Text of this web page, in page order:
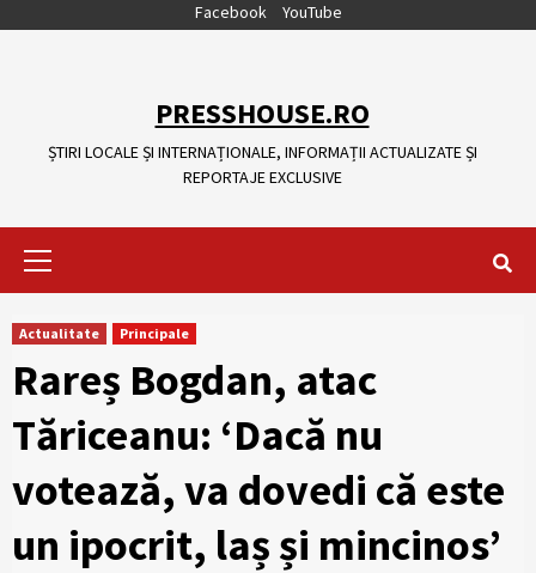
Facebook YouTube
PRESSHOUSE.RO
ȘTIRI LOCALE ȘI INTERNAȚIONALE, INFORMAȚII ACTUALIZATE ȘI
REPORTAJE EXCLUSIVE
Actualitate Principale
Rareș Bogdan, atac
Tăriceanu: ‘Dacă nu
votează, va dovedi că este
un ipocrit, laș și mincinos’